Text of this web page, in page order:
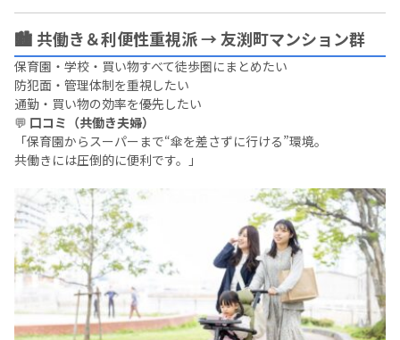
🏙 共働き＆利便性重視派 → 友渕町マンション群
保育園・学校・買い物すべて徒歩圏にまとめたい
防犯面・管理体制を重視したい
通勤・買い物の効率を優先したい
💬 口コミ（共働き夫婦）
「保育園からスーパーまで“傘を差さずに行ける”環境。
共働きには圧倒的に便利です。」